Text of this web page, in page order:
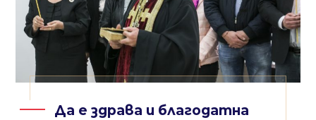
Да е здрава и благодатна